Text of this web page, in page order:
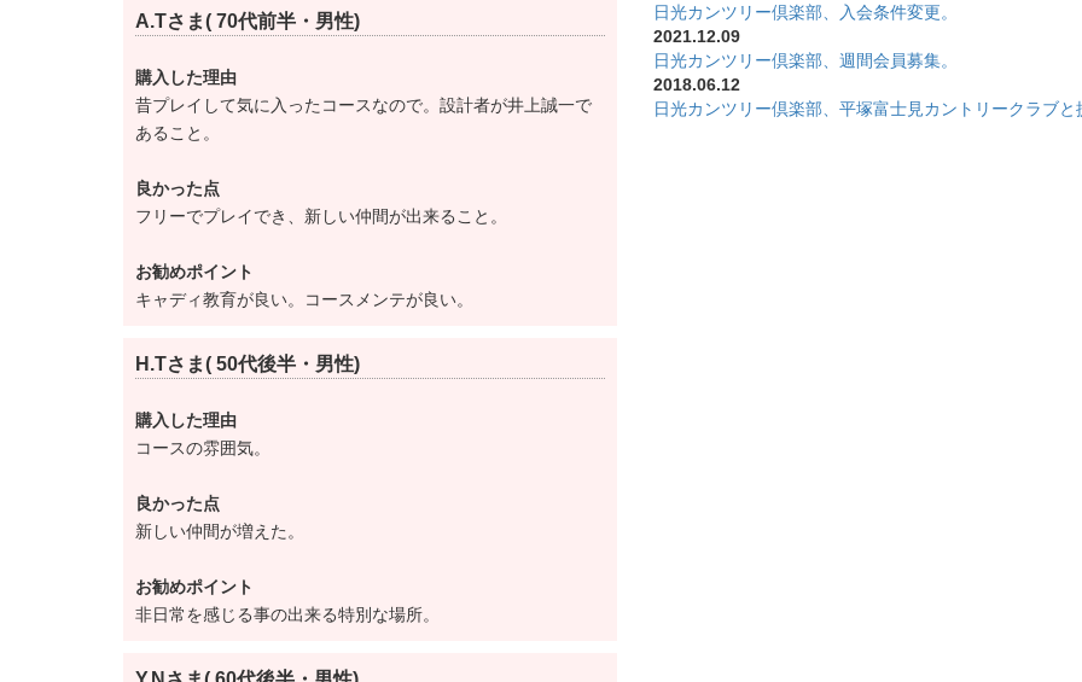
令和3年2月4日、週日会員募集は終了しました。
入会条件の一部を下記のとおり変更しています。
入会条件の変更点
【変更前】年齢が満30歳以上であること
【変更後】年齢が満25歳以上であること
A.Tさま( 70代前半・男性)
購入した理由
昔プレイして気に入ったコースなので。設計者が井上誠一で
あること。
良かった点
フリーでプレイでき、新しい仲間が出来ること。
お勧めポイント
キャディ教育が良い。コースメンテが良い。
H.Tさま( 50代後半・男性)
購入した理由
コースの雰囲気。
良かった点
新しい仲間が増えた。
お勧めポイント
非日常を感じる事の出来る特別な場所。
日光カンツリー倶楽部、入会条件変更。
2021.12.09
日光カンツリー倶楽部、週間会員募集。
2018.06.12
日光カンツリー倶楽部、平塚富士見カントリークラブと